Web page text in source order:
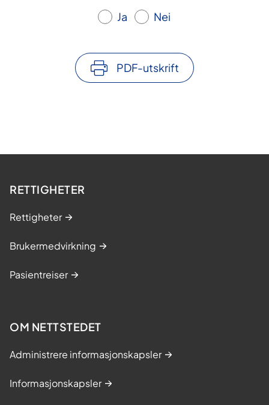
Ja Nei
PDF-utskrift
RETTIGHETER
Rettigheter
Brukermedvirkning
Pasientreiser
OM NETTSTEDET
Administrere informasjonskapsler
Informasjonskapsler